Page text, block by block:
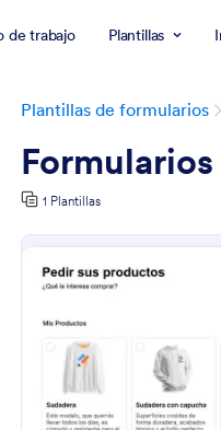
de trabajo Plantillas
Plantillas de formularios
1 Plantillas
Vista